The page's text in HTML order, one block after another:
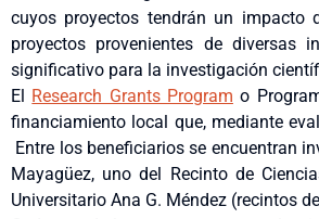
cuyos proyectos tendrán un impacto
proyectos provenientes de diversas
significativo para la investigación
El Research Grants Program o
financiamiento local que, mediante
Entre los beneficiarios se encuentran
Mayagüez, uno del Recinto de
Universitario Ana G. Méndez (recintos